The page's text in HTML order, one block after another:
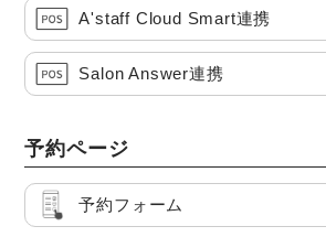
A'staff Cloud Smart連携
Salon Answer連携
予約ページ
予約フォーム